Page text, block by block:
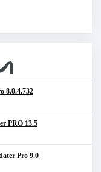
8.0.4.732
PRO 13.5
Pro 9.0